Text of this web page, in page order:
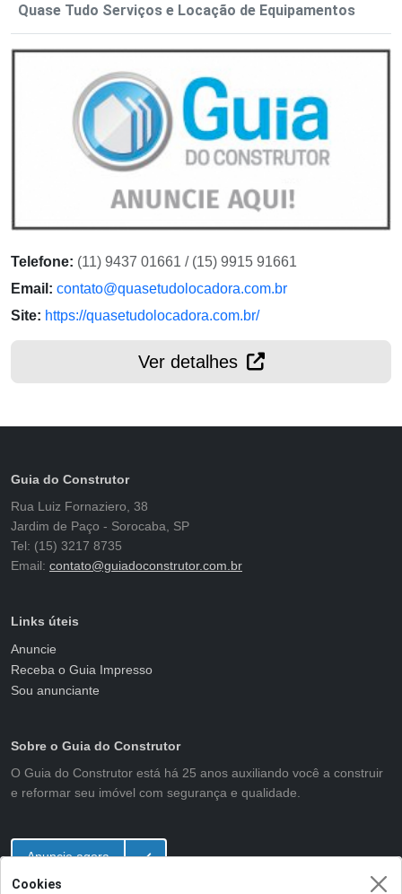
Quase Tudo Serviços e Locação de Equipamentos
Telefone: (11) 9437 01661 / (15) 9915 91661
Email: contato@quasetudolocadora.com.br
Site: https://quasetudolocadora.com.br/
Ver detalhes
Guia do Construtor
Rua Luiz Fornaziero, 38
Jardim de Paço - Sorocaba, SP
Tel: (15) 3217 8735
Email: contato@guiadoconstrutor.com.br
Links úteis
Anuncie
Receba o Guia Impresso
Sou anunciante
Sobre o Guia do Construtor
O Guia do Construtor está há 25 anos auxiliando você a construir
e reformar seu imóvel com segurança e qualidade.
Anuncie agora
Cookies